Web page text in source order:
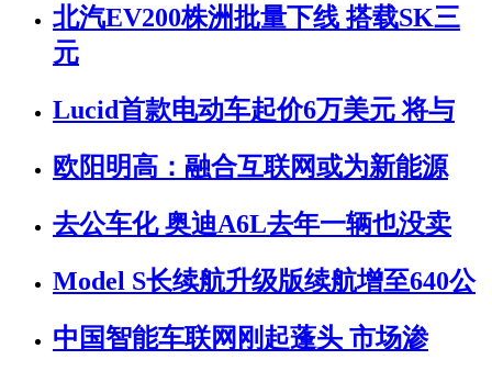
北汽EV200株洲批量下线 搭载SK三
元
Lucid首款电动车起价6万美元 将与
欧阳明高：融合互联网或为新能源
去公车化 奥迪A6L去年一辆也没卖
Model S长续航升级版续航增至640公
中国智能车联网刚起蓬头 市场渗